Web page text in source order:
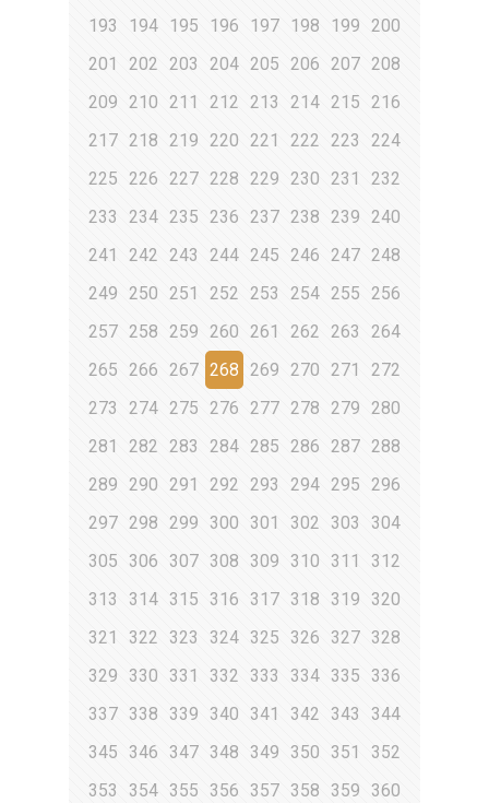
193
194 195 196 197 198 199 200
201
202 203 204 205 206 207 208
209 210 211 212 213 214 215 216
217 218 219 220 221 222 223
224
225 226 227 228 229 230 231
232
233
234 235 236 237 238 239 240
241
242 243 244 245 246 247 248
249 250 251 252 253 254 255 256
257 258 259 260 261 262 263
264
265 266 267 268 269 270 271
272
273
274 275 276 277 278 279 280
281
282 283 284 285 286 287 288
289 290 291 292 293 294 295 296
297 298 299 300 301 302 303
304
305
306 307 308 309 310 311
312
313
314 315 316 317 318 319
320
321
322 323 324 325 326 327 328
329
330 331 332 333 334 335
336
337 338 339 340 341 342 343
344
345
346 347 348 349 350 351
352
353
354 355 356 357 358 359 360